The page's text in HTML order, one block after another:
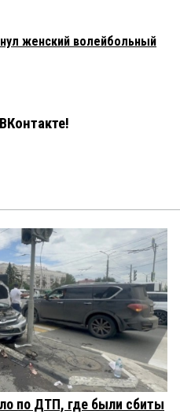
женский волейбольный
по ДТП, где были сбиты